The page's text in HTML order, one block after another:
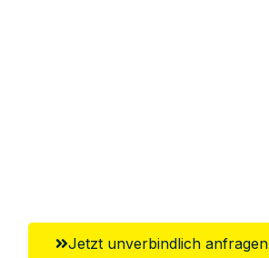
Jetzt unverbindlich anfragen